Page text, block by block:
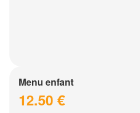
Menu enfant
12.50 €